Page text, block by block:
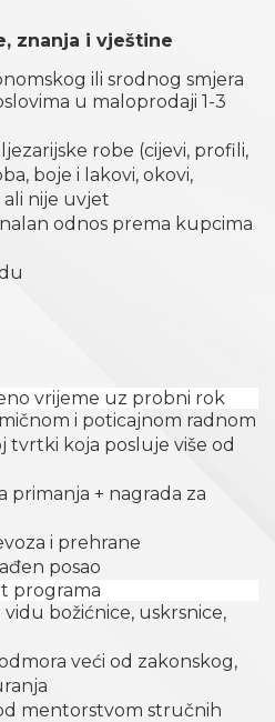
znanja i vještine
ili srodnog smjera
u maloprodaji 1-3
robe (cijevi, profili,
boje i lakovi, okovi,
ali nije uvjet
odnos prema kupcima
vrijeme uz probni rok
i poticajnom radnom
koja posluje više od
+ nagrada za
i prehrane
posao
programa
božićnice, uskrsnice,
veći od zakonskog,
mentorstvom stručnih